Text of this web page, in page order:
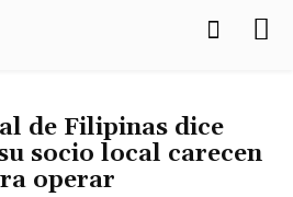
de Filipinas dice
socio local carecen
operar